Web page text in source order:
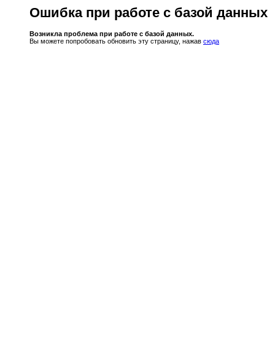
Ошибка при работе с базой данных
Возникла проблема при работе с базой данных.
Вы можете попробовать обновить эту страницу, нажав сюда